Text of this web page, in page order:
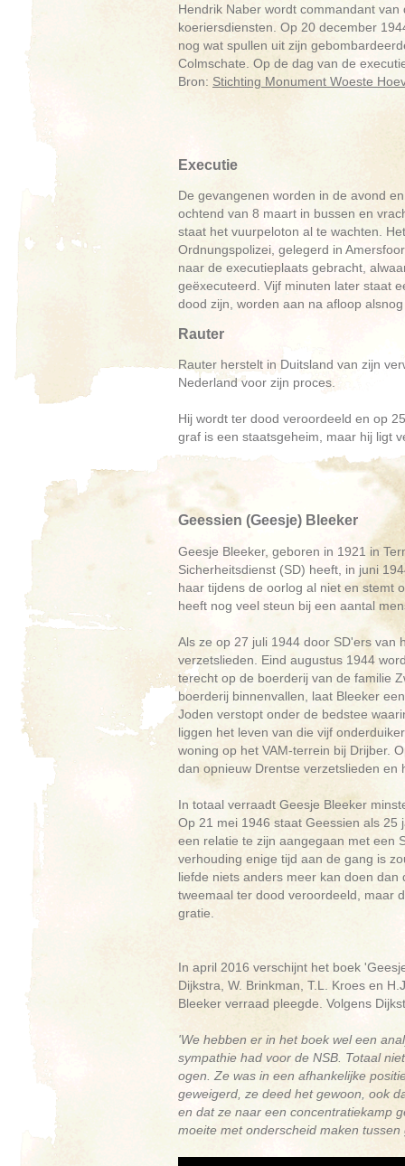
Hendrik Naber wordt commandant
koeriersdiensten. Op 20 december
nog wat spullen uit zijn
Colmschate. Op de dag van de
Bron: Stichting Monument Woeste
Executie
De gevangenen worden in de avond
ochtend van 8 maart in bussen en
staat het vuurpeloton al te wachten.
Ordnungspolizei, gelegerd in
naar de executieplaats gebracht,
geëxecuteerd. Vijf minuten later staat
dood zijn, worden aan na afloop
Rauter
Rauter herstelt in Duitsland van zijn
Nederland voor zijn proces.
Hij wordt ter dood veroordeeld en op
graf is een staatsgeheim, maar hij ligt
Geessien (Geesje) Bleeker
Geesje Bleeker, geboren in 1921 in
Sicherheitsdienst (SD) heeft, in juni
haar tijdens de oorlog al niet en stemt
heeft nog veel steun bij een aantal
Als ze op 27 juli 1944 door SD'ers van
verzetslieden. Eind augustus 1944
terecht op de boerderij van de familie
boerderij binnenvallen, laat Bleeker
Joden verstopt onder de bedstee
liggen het leven van die vijf
woning op het VAM-terrein bij Drijber.
dan opnieuw Drentse verzetslieden en
In totaal verraadt Geesje Bleeker
Op 21 mei 1946 staat Geessien als
een relatie te zijn aangegaan met een
verhouding enige tijd aan de gang is
liefde niets anders meer kan doen
tweemaal ter dood veroordeeld, maar
gratie.
In april 2016 verschijnt het boek
Dijkstra, W. Brinkman, T.L. Kroes en
Bleeker verraad pleegde. Volgens
'We hebben er in het boek wel een
sympathie had voor de NSB. Totaal
ogen. Ze was in een afhankelijke
geweigerd, ze deed het gewoon, ook
en dat ze naar een concentratiekamp
moeite met onderscheid maken